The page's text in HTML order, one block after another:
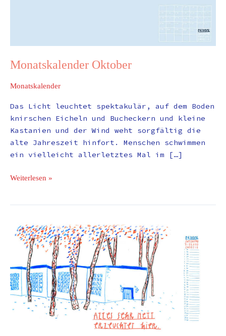
Monatskalender Oktober
Monatskalender
Das Licht leuchtet spektakulär, auf dem Boden
knirschen Eicheln und Bucheckern und kleine
Kastanien und der Wind weht sorgfältig die
alte Jahreszeit hinfort. Menschen schwimmen
ein vielleicht allerletztes Mal im […]
Weiterlesen »
Monatskalender
Oktober